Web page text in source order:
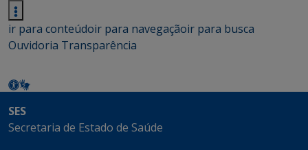
ir para conteúdoir para navegaçãoir para busca
Ouvidoria Transparência
SES
Secretaria de Estado de Saúde